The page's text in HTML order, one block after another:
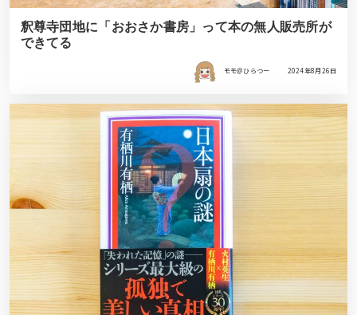
釈尊寺団地に「おおさか書房」って本の無人販売所が
できてる
モモ＠ひらつー 2024年8月26日